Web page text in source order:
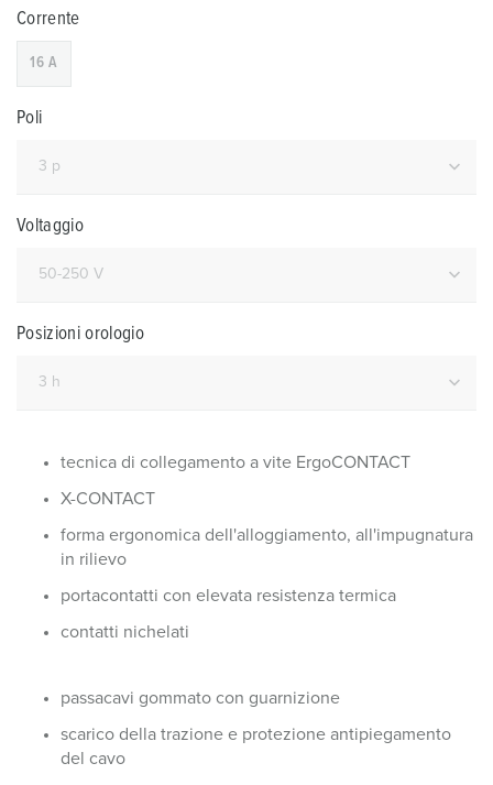
Corrente
16 A
Poli
Voltaggio
Posizioni orologio
tecnica di collegamento a vite ErgoCONTACT
X-CONTACT
forma ergonomica dell'alloggiamento, all'impugnatura
in rilievo
portacontatti con elevata resistenza termica
contatti nichelati
passacavi gommato con guarnizione
scarico della trazione e protezione antipiegamento
del cavo